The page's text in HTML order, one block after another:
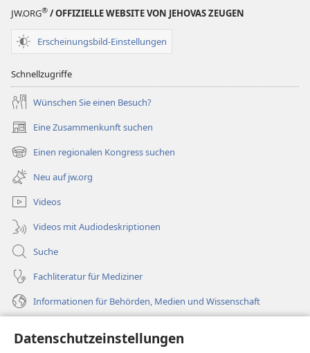
Datenschutzeinstellungen
STUDIENAUSGABE
1992
JW.ORG® / OFFIZIELLE WEBSITE VON JEHOVAS ZEUGEN
Erscheinungsbild-Einstellungen
Schnellzugriffe
Wünschen Sie einen Besuch?
Eine Zusammenkunft suchen
(öffnet
neues
Fenster)
Einen regionalen Kongress suchen
(öffnet
neues
Fenster)
Neu auf jw.org
Videos
Videos mit Audiodeskriptionen
Suche
Fachliteratur für Mediziner
Informationen für Behörden, Medien und Wissenschaft